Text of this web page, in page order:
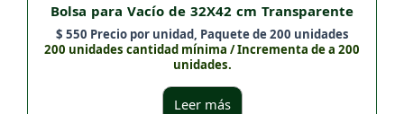
Bolsa para Vacío de 32X42 cm Transparente
$ 550 Precio por unidad, Paquete de 200 unidades
200 unidades cantidad mínima / Incrementa de a 200
unidades.
Leer más